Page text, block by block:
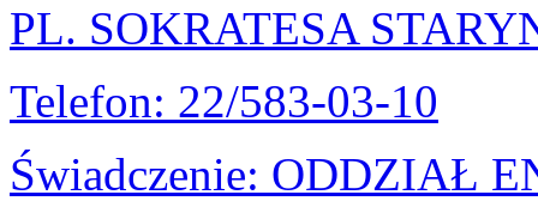
PL. SOKRATESA
Telefon: 22/583-03-10
Świadczenie: ODDZIAŁ